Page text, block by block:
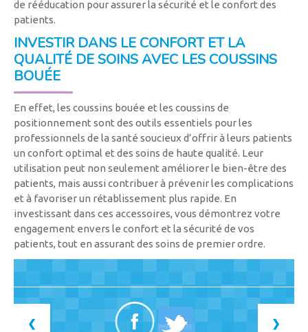
de rééducation pour assurer la sécurité et le confort des
patients.
INVESTIR DANS LE CONFORT ET LA
QUALITÉ DE SOINS AVEC LES COUSSINS
BOUÉE
En effet, les coussins bouée et les coussins de
positionnement sont des outils essentiels pour les
professionnels de la santé soucieux d’offrir à leurs patients
un confort optimal et des soins de haute qualité. Leur
utilisation peut non seulement améliorer le bien-être des
patients, mais aussi contribuer à prévenir les complications
et à favoriser un rétablissement plus rapide. En
investissant dans ces accessoires, vous démontrez votre
engagement envers le confort et la sécurité de vos
patients, tout en assurant des soins de premier ordre.
❮ ❯